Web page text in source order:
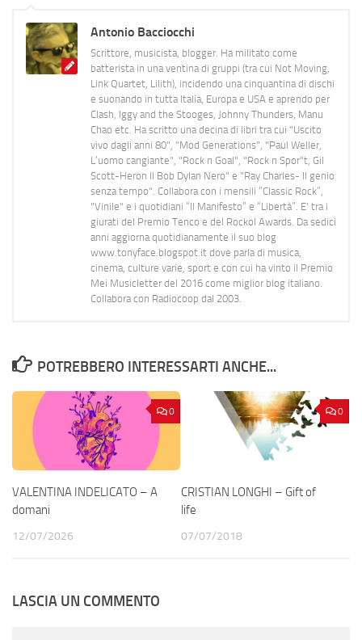
Antonio Bacciocchi
Scrittore, musicista, blogger. Ha militato come
batterista in una ventina di gruppi (tra cui Not Moving,
Link Quartet, Lilith), incidendo una cinquantina di dischi
e suonando in tutta Italia, Europa e USA e aprendo per
Clash, Iggy and the Stooges, Johnny Thunders, Manu
Chao etc. Ha scritto una decina di libri tra cui "Uscito
vivo dagli anni 80", "Mod Generations", "Paul Weller,
L’uomo cangiante", "Rock n Goal", "Rock n Spor"t, Gil
Scott-Heron Il Bob Dylan Nero" e "Ray Charles- Il genio
senza tempo". Collabora con i mensili “Classic Rock”,
"Vinile" e i quotidiani “Il Manifesto” e “Libertà”. E' tra i
giurati del Premio Tenco e del Rockol Awards. Da sedici
anni aggiorna quotidianamente il suo blog
www.tonyface.blogspot.it dove parla di musica,
cinema, culture varie, sport e con cui ha vinto il Premio
Mei Musicletter del 2016 come miglior blog italiano.
Collabora con Radiocoop dal 2003.
POTREBBERO INTERESSARTI ANCHE...
0
VALENTINA INDELICATO – A
domani
12/07/2026
0
CRISTIAN LONGHI – Gift of
life
07/07/2018
LASCIA UN COMMENTO